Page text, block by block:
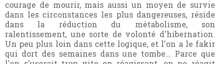
courage de mourir, mais aussi un moyen de survie
dans les circonstances les plus dangereuses, réside
dans la réduction du métabolisme, son
ralentissement, une sorte de volonté d'hibernation.
Un peu plus loin dans cette logique, et l'on a le fakir
qui dort des semaines dans une tombe… Parce que